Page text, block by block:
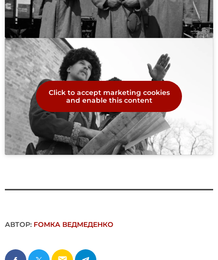
Click to accept marketing cookies
and enable this content
АВТОР: FОMКА ВЕДМЕДЕНКО